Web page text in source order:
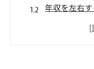
年収を左右
鉄筋工の年